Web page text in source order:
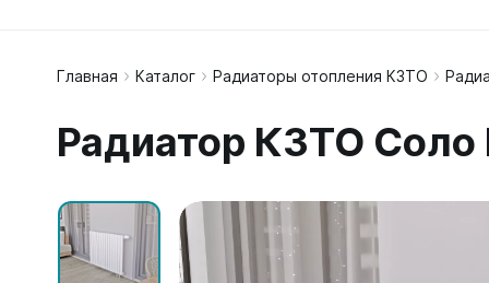
Радиаторы отопления
Комплектующие
% Распродажа
По
Элегант
Вентили
Главная Каталог Радиаторы отопления КЗТО
Радиатор КЗТО Соло